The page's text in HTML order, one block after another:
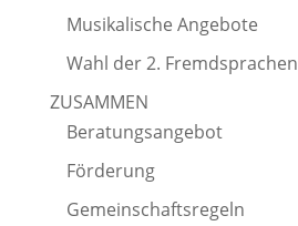
Musikalische Angebote
Wahl der 2. Fremdsprachen
ZUSAMMEN
Beratungsangebot
Förderung
Gemeinschaftsregeln